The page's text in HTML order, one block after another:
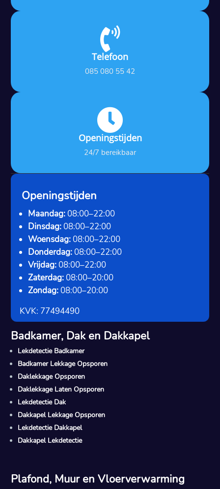

Telefoon
085 080 55 42

Openingstijden
24/7 bereikbaar
Openingstijden
Maandag: 08:00–22:00
Dinsdag: 08:00–22:00
Woensdag: 08:00–22:00
Donderdag: 08:00–22:00
Vrijdag: 08:00–22:00
Zaterdag: 08:00–20:00
Zondag: 08:00–20:00
KVK: 77494490
Badkamer, Dak en Dakkapel
Lekdetectie Badkamer
Badkamer Lekkage Opsporen
Daklekkage Opsporen
Daklekkage Laten Opsporen
Lekdetectie Dak
Dakkapel Lekkage Opsporen
Lekdetectie Dakkapel
Dakkapel Lekdetectie
Plafond, Muur en Vloerverwarming